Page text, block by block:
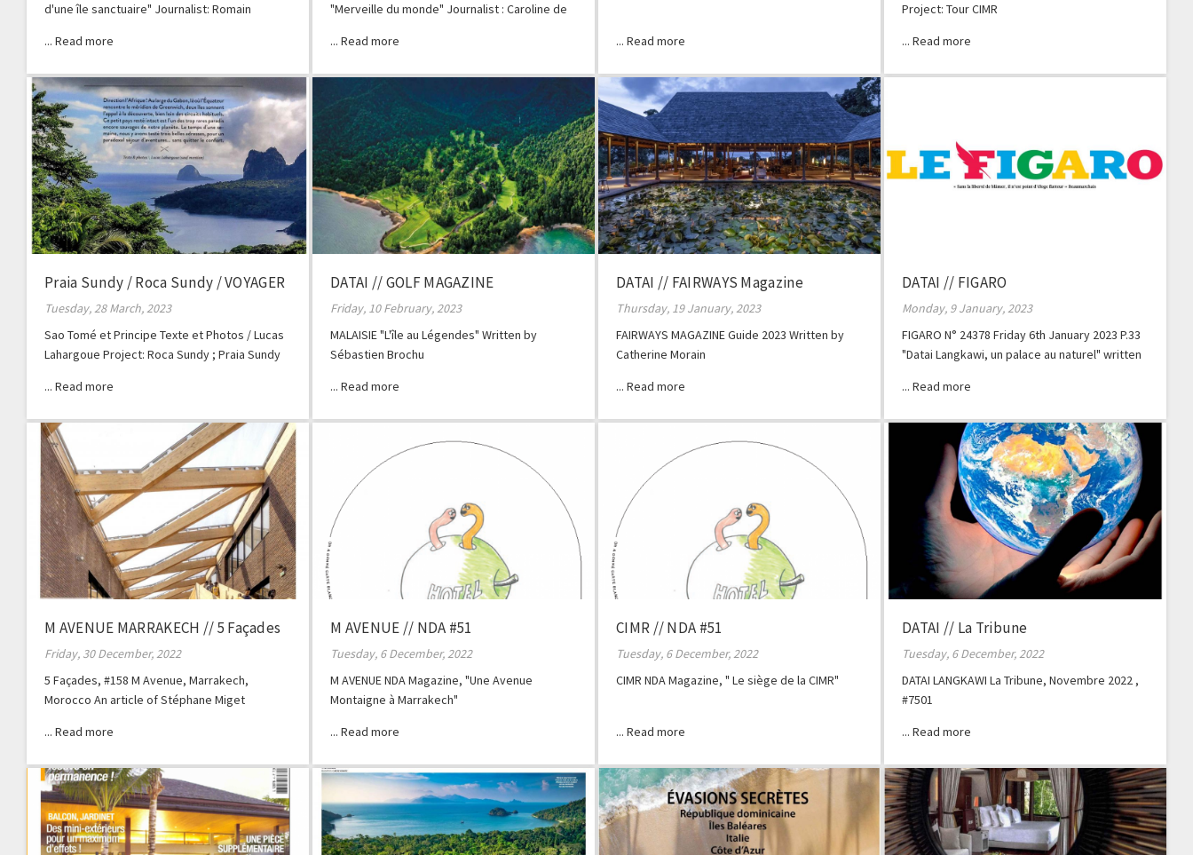
d'une île sanctuaire" Journalist: Romain
"Merveille du monde" Journalist : Caroline de
Project: Tour CIMR
Praia Sundy / Roca Sundy / VOYAGER
ICI & AILLEURS
Tuesday, 28 March, 2023
Sao Tomé et Principe Texte et Photos / Lucas
Lahargoue Project: Roca Sundy ; Praia Sundy
DATAI // GOLF MAGAZINE
Friday, 10 February, 2023
MALAISIE "L'île au Légendes" Written by
Sébastien Brochu
DATAI // FAIRWAYS Magazine
Thursday, 19 January, 2023
FAIRWAYS MAGAZINE Guide 2023 Written by
Catherine Morain
DATAI // FIGARO
Monday, 9 January, 2023
FIGARO N° 24378 Friday 6th January 2023 P.33
"Datai Langkawi, un palace au naturel" written
M AVENUE MARRAKECH // 5 Façades
Friday, 30 December, 2022
5 Façades, #158 M Avenue, Marrakech,
Morocco An article of Stéphane Miget
M AVENUE // NDA #51
Tuesday, 6 December, 2022
M AVENUE NDA Magazine, "Une Avenue
Montaigne à Marrakech"
CIMR // NDA #51
Tuesday, 6 December, 2022
CIMR NDA Magazine, " Le siège de la CIMR"
DATAI // La Tribune
Tuesday, 6 December, 2022
DATAI LANGKAWI La Tribune, Novembre 2022 ,
#7501